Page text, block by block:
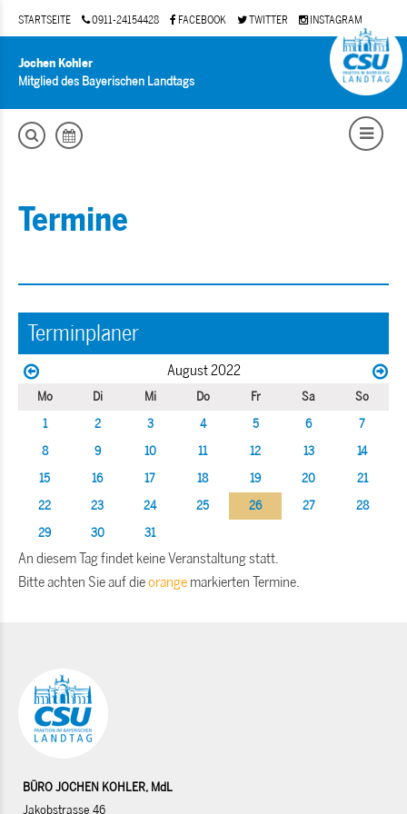
STARTSEITE 0911-24154428 FACEBOOK TWITTER INSTAGRAM
Jochen Kohler
Mitglied des Bayerischen Landtags
Termine
Terminplaner
August 2022
Mo Di Mi Do Fr Sa
So
1
2 3 4 5 6
7
8
9 10 11 12 13
14
15
16 17 18 19 20
21
22
23 24 25 26 27
28
29
30 31
An diesem Tag findet keine Veranstaltung statt.
Bitte achten Sie auf dieorange markierten Termine.
BÜRO JOCHEN KOHLER, MdL
Jakobstrasse 46